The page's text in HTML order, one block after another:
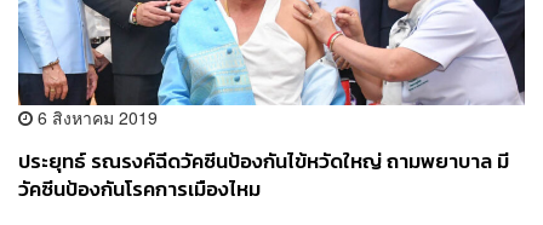
6 สิงหาคม 2019
ประยุทธ์ รณรงค์ฉีดวัคซีนป้องกันไข้หวัดใหญ่ ถามพยาบาล มี
วัคซีนป้องกันโรคการเมืองไหม